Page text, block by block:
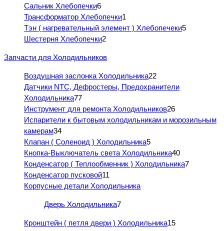
Сальник Хлебопечки6
Трансформатор Хлебопечки1
Тэн ( нагревательный элемент ) Хлебопечеки5
Шестерня Хлебопечки2
Запчасти для Холодильников
Воздушная заслонка Холодильника22
Датчики NTC, Дефростеры, Предохранители
Холодильника77
Инструмент для ремонта Холодильников26
Испарители к бытовым холодильникам и морозильным
камерам34
Клапан ( Соленоид ) Холодильника5
Кнопка-Выключатель света Холодильника40
Конденсатор ( Теплообменник ) Холодильника7
Конденсатор пусковой11
Корпусные детали Холодильника
Дверь Холодильника7
Кронштейн ( петля двери ) Холодильника15